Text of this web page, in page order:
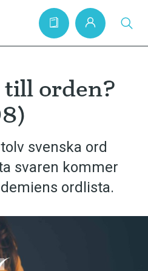
orden?
svenska ord
svaren kommer
ordlista.